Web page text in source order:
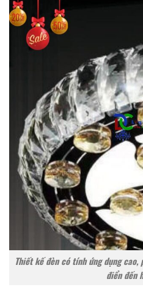
Thiết kế đèn có tính ứng dụng
điển đến